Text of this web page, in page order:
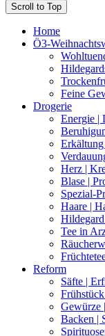
Scroll to Top
Home
Ö3-
Feine
Drogerie
Energie |
Herz |
Blase |
Spezial-
Haare |
Tee in
Reform
Säfte |
Gewürze
Backen |